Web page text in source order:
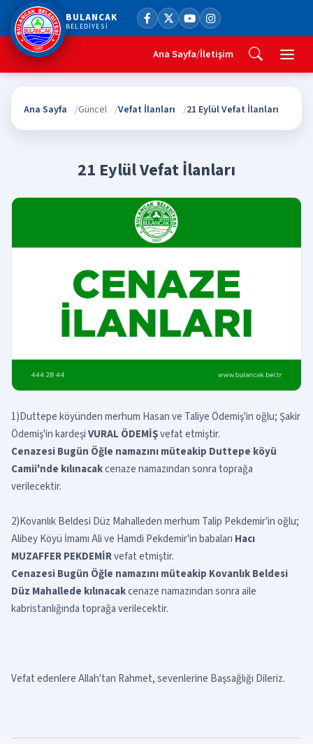
BULANCAK
BELEDİYESİ
Ana Sayfa/İletişim
Ana Sayfa Güncel Vefat İlanları 21 Eylül Vefat İlanları
21 Eylül Vefat İlanları
1)Duttepe köyünden merhum Hasan ve Taliye Ödemiş'in oğlu; Şakir
Ödemiş'in kardeşiVURAL ÖDEMİŞvefat etmiştir.
Cenazesi Bugün Öğle namazını müteakip Duttepe köyü
Camii'nde kılınacakcenaze namazından sonra toprağa
verilecektir.
2)Kovanlık Beldesi Düz Mahalleden merhum Talip Pekdemir'in oğlu;
Alibey Köyü İmamı Ali ve Hamdi Pekdemir'in babaları Hacı
MUZAFFER PEKDEMİRvefat etmiştir.
Cenazesi Bugün Öğle namazını müteakip Kovanlık Beldesi
Düz Mahallede kılınacakcenaze namazından sonra aile
kabristanlığında toprağa verilecektir.
Vefat edenlere Allah'tan Rahmet, sevenlerine Başsağlığı Dileriz.